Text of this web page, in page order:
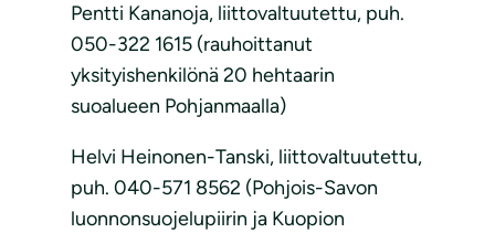
Pentti Kananoja, liittovaltuutettu, puh.
050-322 1615 (rauhoittanut
yksityishenkilönä 20 hehtaarin
suoalueen Pohjanmaalla)
Helvi Heinonen-Tanski, liittovaltuutettu,
puh. 040-571 8562 (Pohjois-Savon
luonnonsuojelupiirin ja Kuopion